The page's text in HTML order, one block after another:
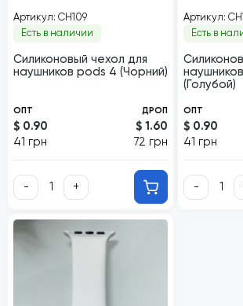
Артикул: CH109
Есть в наличии
Силиконовый чехол для
наушников pods 4 (Чорний)
ОПТ
$ 0.90
41 грн
ДРОП
$ 1.60
72 грн
- +
Артикул:
Есть в
(Голубой)
ОПТ
$ 0.90
41 грн
-